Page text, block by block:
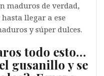
maduros de verdad,
llegar a ese
y súper dulces.
todo esto…
gusanillo y se